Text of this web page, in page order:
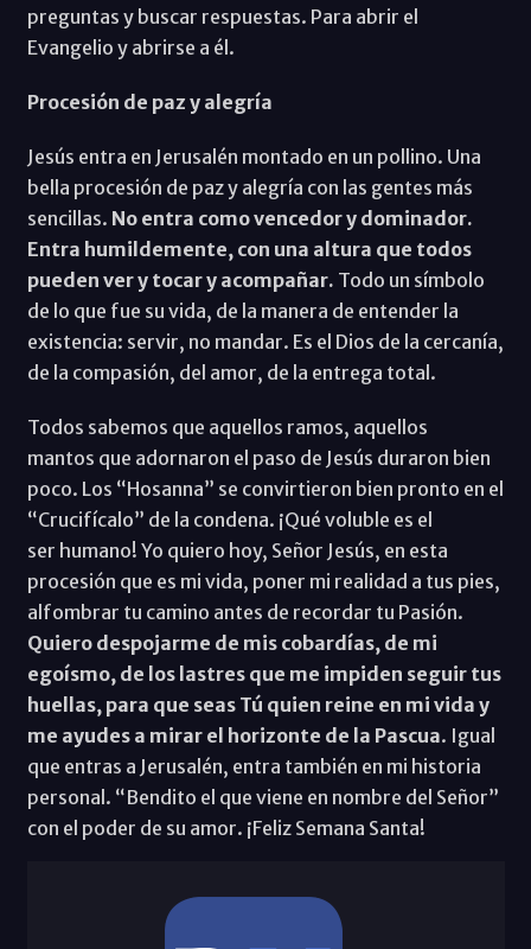
preguntas y buscar respuestas. Para abrir el
Evangelio y abrirse a él.
Procesión de paz y alegría
Jesús entra en Jerusalén montado en un pollino. Una
bella procesión de paz y alegría con las gentes más
sencillas. No entra como vencedor y dominador.
Entra humildemente, con una altura que todos
pueden ver y tocar y acompañar. Todo un símbolo
de lo que fue su vida, de la manera de entender la
existencia: servir, no mandar. Es el Dios de la cercanía,
de la compasión, del amor, de la entrega total.
Todos sabemos que aquellos ramos, aquellos
mantos que adornaron el paso de Jesús duraron bien
poco. Los “Hosanna” se convirtieron bien pronto en el
“Crucifícalo” de la condena. ¡Qué voluble es el
ser humano! Yo quiero hoy, Señor Jesús, en esta
procesión que es mi vida, poner mi realidad a tus pies,
alfombrar tu camino antes de recordar tu Pasión.
Quiero despojarme de mis cobardías, de mi
egoísmo, de los lastres que me impiden seguir tus
huellas, para que seas Tú quien reine en mi vida y
me ayudes a mirar el horizonte de la Pascua. Igual
que entras a Jerusalén, entra también en mi historia
personal. “Bendito el que viene en nombre del Señor”
con el poder de su amor. ¡Feliz Semana Santa!